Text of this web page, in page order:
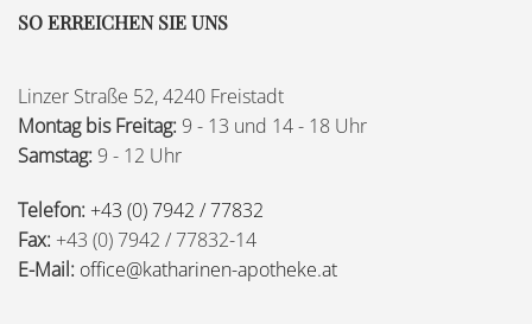
SO ERREICHEN SIE UNS
Linzer Straße 52, 4240 Freistadt
Montag bis Freitag: 9 - 13 und 14 - 18 Uhr
Samstag: 9 - 12 Uhr
Telefon: +43 (0) 7942 / 77832
Fax: +43 (0) 7942 / 77832-14
E-Mail: office@katharinen-apotheke.at